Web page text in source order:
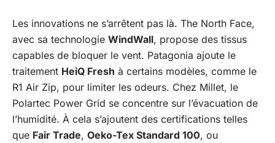
Les innovations ne s’arrêtent pas là. The North Face,
avec sa technologie WindWall, propose des tissus
capables de bloquer le vent. Patagonia ajoute le
traitement HeiQ Fresh à certains modèles, comme le
R1 Air Zip, pour limiter les odeurs. Chez Millet, le
Polartec Power Grid se concentre sur l’évacuation de
l’humidité. À cela s’ajoutent des certifications telles
que Fair Trade, Oeko-Tex Standard 100, ou